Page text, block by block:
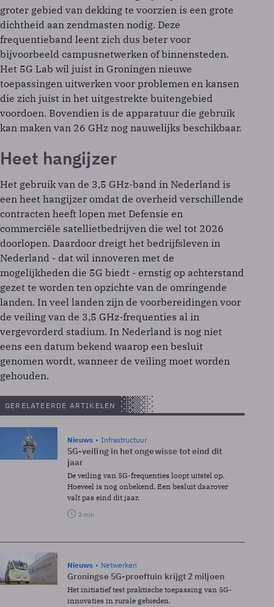
groter gebied van dekking te voorzien is een grote
dichtheid aan zendmasten nodig. Deze
frequentieband leent zich dus beter voor
bijvoorbeeld campusnetwerken of binnensteden.
Het 5G Lab wil juist in Groningen nieuwe
toepassingen uitwerken voor problemen en kansen
die zich juist in het uitgestrekte buitengebied
voordoen. Bovendien is de apparatuur die gebruik
kan maken van 26 GHz nog nauwelijks beschikbaar.
Heet hangijzer
Het gebruik van de 3,5 GHz-band in Nederland is
een heet hangijzer omdat de overheid verschillende
contracten heeft lopen met Defensie en
commerciële satellietbedrijven die wel tot 2026
doorlopen. Daardoor dreigt het bedrijfsleven in
Nederland - dat wil innoveren met de
mogelijkheden die 5G biedt - ernstig op achterstand
gezet te worden ten opzichte van de omringende
landen. In veel landen zijn de voorbereidingen voor
de veiling van de 3,5 GHz-frequenties al in
vergevorderd stadium. In Nederland is nog niet
eens een datum bekend waarop een besluit
genomen wordt, wanneer de veiling moet worden
gehouden.
GERELATEERDE ARTIKELEN
Nieuws Infrastructuur
5G-veiling in het ongewisse tot eind dit
jaar
De veiling van 5G-frequenties loopt uitstel op.
Hoeveel is nog onbekend. Een besluit daarover
valt pas eind dit jaar.
2 min
Nieuws Netwerken
Groningse 5G-proeftuin krijgt 2 miljoen
Het initiatief test praktische toepassing van 5G-
innovaties in rurale gebieden.